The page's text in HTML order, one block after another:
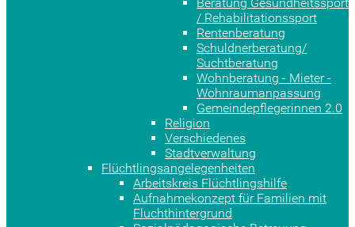
/ Rehabilitationssport
Rentenberatung
Schuldnerberatung/
Suchtberatung
Wohnberatung - Mieter -
Wohnraumanpassung
Gemeindepflegerinnen 2.0
Religion
Verschiedenes
Stadtverwaltung
Flüchtlingsangelegenheiten
Arbeitskreis Flüchtlingshilfe
Aufnahmekonzept für Familien mit
Fluchthintergrund